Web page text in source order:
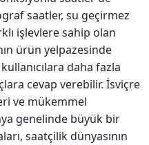
saatler, su geçirmez
işlevlere sahip olan
ürün yelpazesinde
daha fazla
cevap verebilir. İsviçre
ve mükemmel
genelinde büyük bir
saatçilik dünyasının